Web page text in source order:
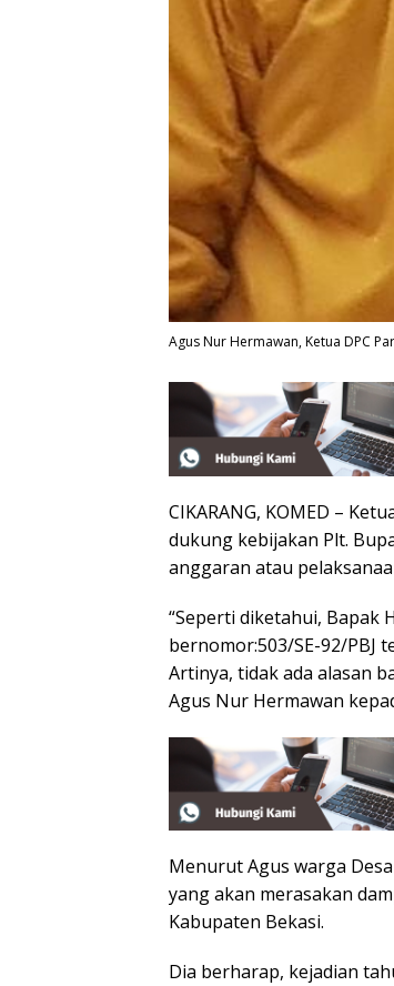
Agus Nur Hermawan, Ketua DPC
CIKARANG, KOMED –
dukung kebijakan Plt.
anggaran atau
“Seperti diketahui, Bapak
bernomor:503/SE-92/PBJ
Artinya, tidak ada alasan
Agus Nur Hermawan
Menurut Agus warga
yang akan merasakan
Kabupaten Bekasi.
Dia berharap, kejadian